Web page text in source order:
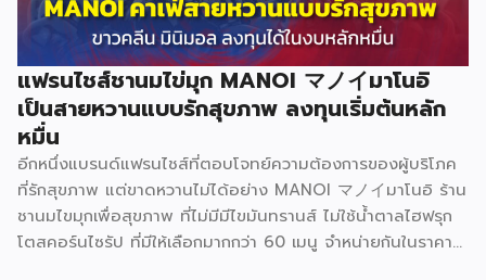
แฟรนไชส์ชานมไข่มุก MANOI マノイมาโนอิ
เป็นสายหวานแบบรักสุขภาพ ลงทุนเริ่มต้นหลัก
หมื่น
อีกหนึ่งแบรนด์แฟรนไชส์ที่ตอบโจทย์ความต้องการของผู้บริโภค
ที่รักสุขภาพ แต่ขาดหวานไม่ได้อย่าง MANOI マノイมาโนอิ ร้าน
ชานมไขมุกเพื่อสุขภาพ ที่ไม่มีมีไขมันทรานส์ ไม่ใช้น้ำตาลไฮฟรุก
โตสคอร์นไซรัป ที่มีให้เลือกมากกว่า 60 เมนู จำหน่ายกันในราคา